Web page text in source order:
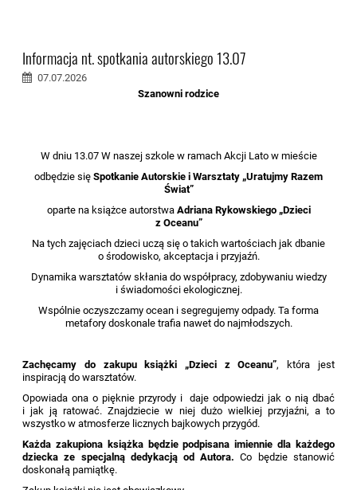
Informacja nt. spotkania autorskiego 13.07
07.07.2026
Szanowni rodzice
W dniu 13.07 W naszej szkole w ramach Akcji Lato w mieście
odbędzie się Spotkanie Autorskie i Warsztaty „Uratujmy Razem
Świat”
oparte na książce autorstwa Adriana Rykowskiego „Dzieci
z Oceanu”
Na tych zajęciach dzieci uczą się o takich wartościach jak dbanie
o środowisko, akceptacja i przyjaźń.
Dynamika warsztatów skłania do współpracy, zdobywaniu wiedzy
i świadomości ekologicznej.
Wspólnie oczyszczamy ocean i segregujemy odpady. Ta forma
metafory doskonale trafia nawet do najmłodszych.
Zachęcamy do zakupu książki „Dzieci z Oceanu”, która jest
inspiracją do warsztatów.
Opowiada ona o pięknie przyrody i daje odpowiedzi jak o nią dbać
i jak ją ratować. Znajdziecie w niej dużo wielkiej przyjaźni, a to
wszystko w atmosferze licznych bajkowych przygód.
Każda zakupiona książka będzie podpisana imiennie dla każdego
dziecka ze specjalną dedykacją od Autora.Co będzie stanowić
doskonałą pamiątkę.